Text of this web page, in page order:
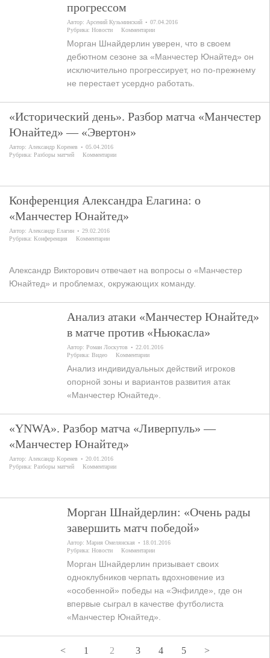
прогрессом
Автор: Арсений Кузьминский
07.04.2016
Рубрика:Новости Комментарии
Морган Шнайдерлин уверен, что в своем
дебютном сезоне за «Манчестер Юнайтед» он
исключительно прогрессирует, но по-прежнему
не перестает усердно работать.
«Исторический день». Разбор матча «Манчестер
Юнайтед» — «Эвертон»
Автор: Александр Коренев
05.04.2016
Рубрика: Разборы матчей Комментарии
Конференция Александра Елагина: о
«Манчестер Юнайтед»
Автор: Александр Елагин
29.02.2016
Рубрика: Конференция Комментарии
Александр Викторович отвечает на вопросы о «Манчестер
Юнайтед» и проблемах, окружающих команду.
Анализ атаки «Манчестер Юнайтед»
в матче против «Ньюкасла»
Автор:Роман Лоскутов
22.01.2016
Рубрика:Видео Комментарии
Анализ индивидуальных действий игроков
опорной зоны и вариантов развития атак
«Манчестер Юнайтед».
«YNWA». Разбор матча «Ливерпуль» —
«Манчестер Юнайтед»
Автор: Александр Коренев
20.01.2016
Рубрика: Разборы матчей Комментарии
Морган Шнайдерлин: «Очень рады
завершить матч победой»
Автор:Мария Омелянская
18.01.2016
Рубрика:Новости Комментарии
Морган Шнайдерлин призывает своих
одноклубников черпать вдохновение из
«особенной» победы на «Энфилде», где он
впервые сыграл в качестве футболиста
«Манчестер Юнайтед».
< 1 2 3 4 5 >